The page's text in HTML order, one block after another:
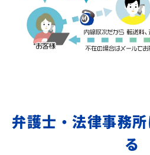
弁護士・法律事務
る